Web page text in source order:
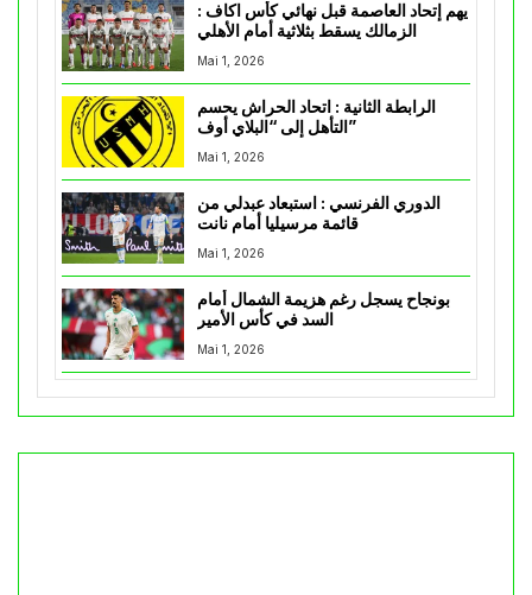
يهم إتحاد العاصمة قبل نهائي كأس اكاف :
Mai 1, 2026
الرابطة الثانية : اتحاد الحراش يحسم
التأهل إلى “البلاي أوف”
Mai 1, 2026
الدوري الفرنسي : استبعاد عبدلي من
قائمة مرسيليا أمام نانت
Mai 1, 2026
بونجاح يسجل رغم هزيمة الشمال أمام
السد في كأس الأمير
Mai 1, 2026